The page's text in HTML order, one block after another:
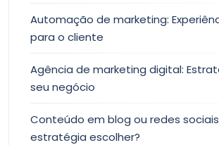
Automação de marketing:
para o cliente
Agência de marketing digital:
seu negócio
Conteúdo em blog ou redes
estratégia escolher?